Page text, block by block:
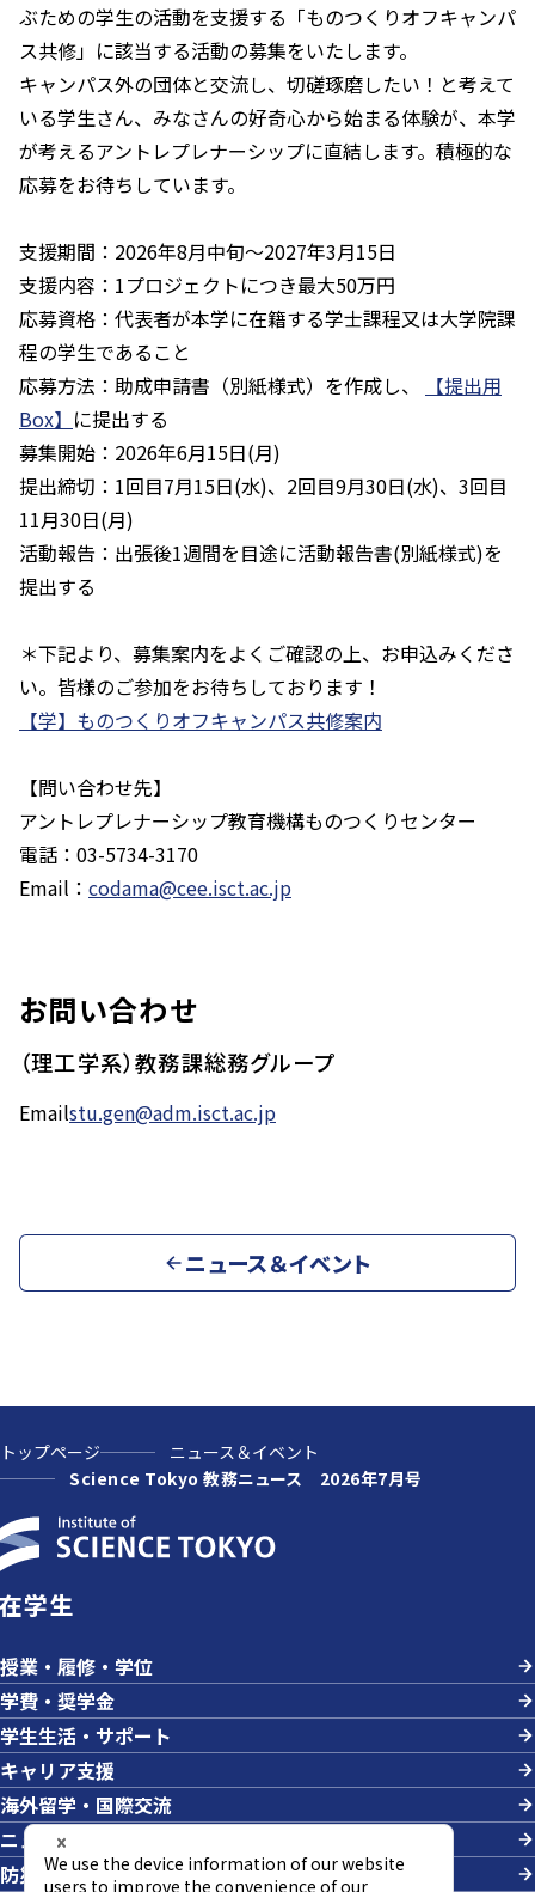
ぶための学生の活動を支援する「ものつくりオフキャンパ
ス共修」に該当する活動の募集をいたします。
キャンパス外の団体と交流し、切磋琢磨したい！と考えて
いる学生さん、みなさんの好奇心から始まる体験が、本学
が考えるアントレプレナーシップに直結します。積極的な
応募をお待ちしています。
支援期間：2026年8月中旬～2027年3月15日
支援内容：1プロジェクトにつき最大50万円
応募資格：代表者が本学に在籍する学士課程又は大学院課
程の学生であること
応募方法：助成申請書（別紙様式）を作成し、
【提出用
Box】 に提出する
募集開始：2026年6月15日(月)
提出締切：1回目7月15日(水)、2回目9月30日(水)、3回目
11月30日(月)
活動報告：出張後1週間を目途に活動報告書(別紙様式)を
提出する
＊下記より、募集案内をよくご確認の上、お申込みくださ
い。皆様のご参加をお待ちしております！
【学】ものつくりオフキャンパス共修案内
【問い合わせ先】
アントレプレナーシップ教育機構ものつくりセンター
電話：03-5734-3170
Email： codama@cee.isct.ac.jp
お問い合わせ
（理工学系）教務課総務グループ
Emailstu.gen@adm.isct.ac.jp
ニュース＆イベント
トップページ
ニュース＆イベント
Science Tokyo 教務ニュース 2026年7月号
在学生
授業・履修・学位
学費・奨学金
学生生活・サポート
キャリア支援
海外留学・国際交流
ニュース＆イベント
防災・危機管理